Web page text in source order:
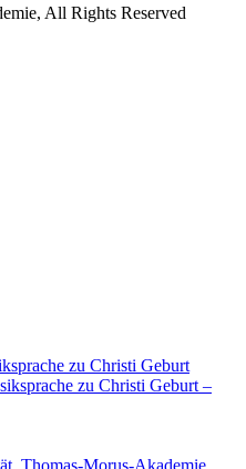
All Rights Reserved
zu Christi Geburt